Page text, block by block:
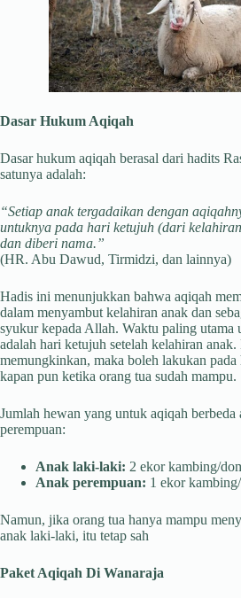
Dasar Hukum Aqiqah
Dasar hukum aqiqah berasal dari hadits
satunya adalah:
“Setiap anak tergadaikan dengan
untuknya pada hari ketujuh (dari
dan diberi nama.”
(HR. Abu Dawud, Tirmidzi, dan lainnya)
Hadis ini menunjukkan bahwa aqiqah
dalam menyambut kelahiran anak dan
syukur kepada Allah. Waktu paling utama
adalah hari ketujuh setelah kelahiran
memungkinkan, maka boleh lakukan
kapan pun ketika orang tua sudah mampu.
Jumlah hewan yang untuk aqiqah
perempuan:
Anak laki-laki: 2 ekor kambing/
Anak perempuan: 1 ekor
Namun, jika orang tua hanya mampu
anak laki-laki, itu tetap sah
Paket Aqiqah Di Wanaraja